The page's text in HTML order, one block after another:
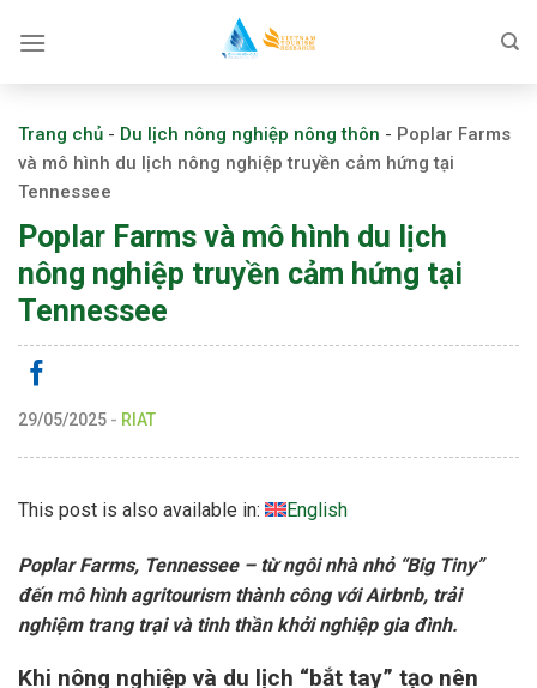
Trang chủ - Du lịch nông nghiệp nông thôn - Poplar Farms
và mô hình du lịch nông nghiệp truyền cảm hứng tại
Tennessee
Poplar Farms và mô hình du lịch
nông nghiệp truyền cảm hứng tại
Tennessee
29/05/2025 - RIAT
This post is also available in: English
Poplar Farms, Tennessee – từ ngôi nhà nhỏ “Big Tiny”
đến mô hình agritourism thành công với Airbnb, trải
nghiệm trang trại và tinh thần khởi nghiệp gia đình.
Khi nông nghiệp và du lịch “bắt tay” tạo nên